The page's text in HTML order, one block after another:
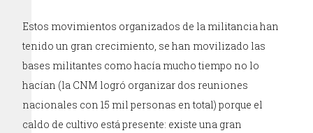
Estos movimientos organizados de la militancia han
tenido un gran crecimiento, se han movilizado las
bases militantes como hacía mucho tiempo no lo
hacían (la CNM logró organizar dos reuniones
nacionales con 15 mil personas en total) porque el
caldo de cultivo está presente: existe una gran